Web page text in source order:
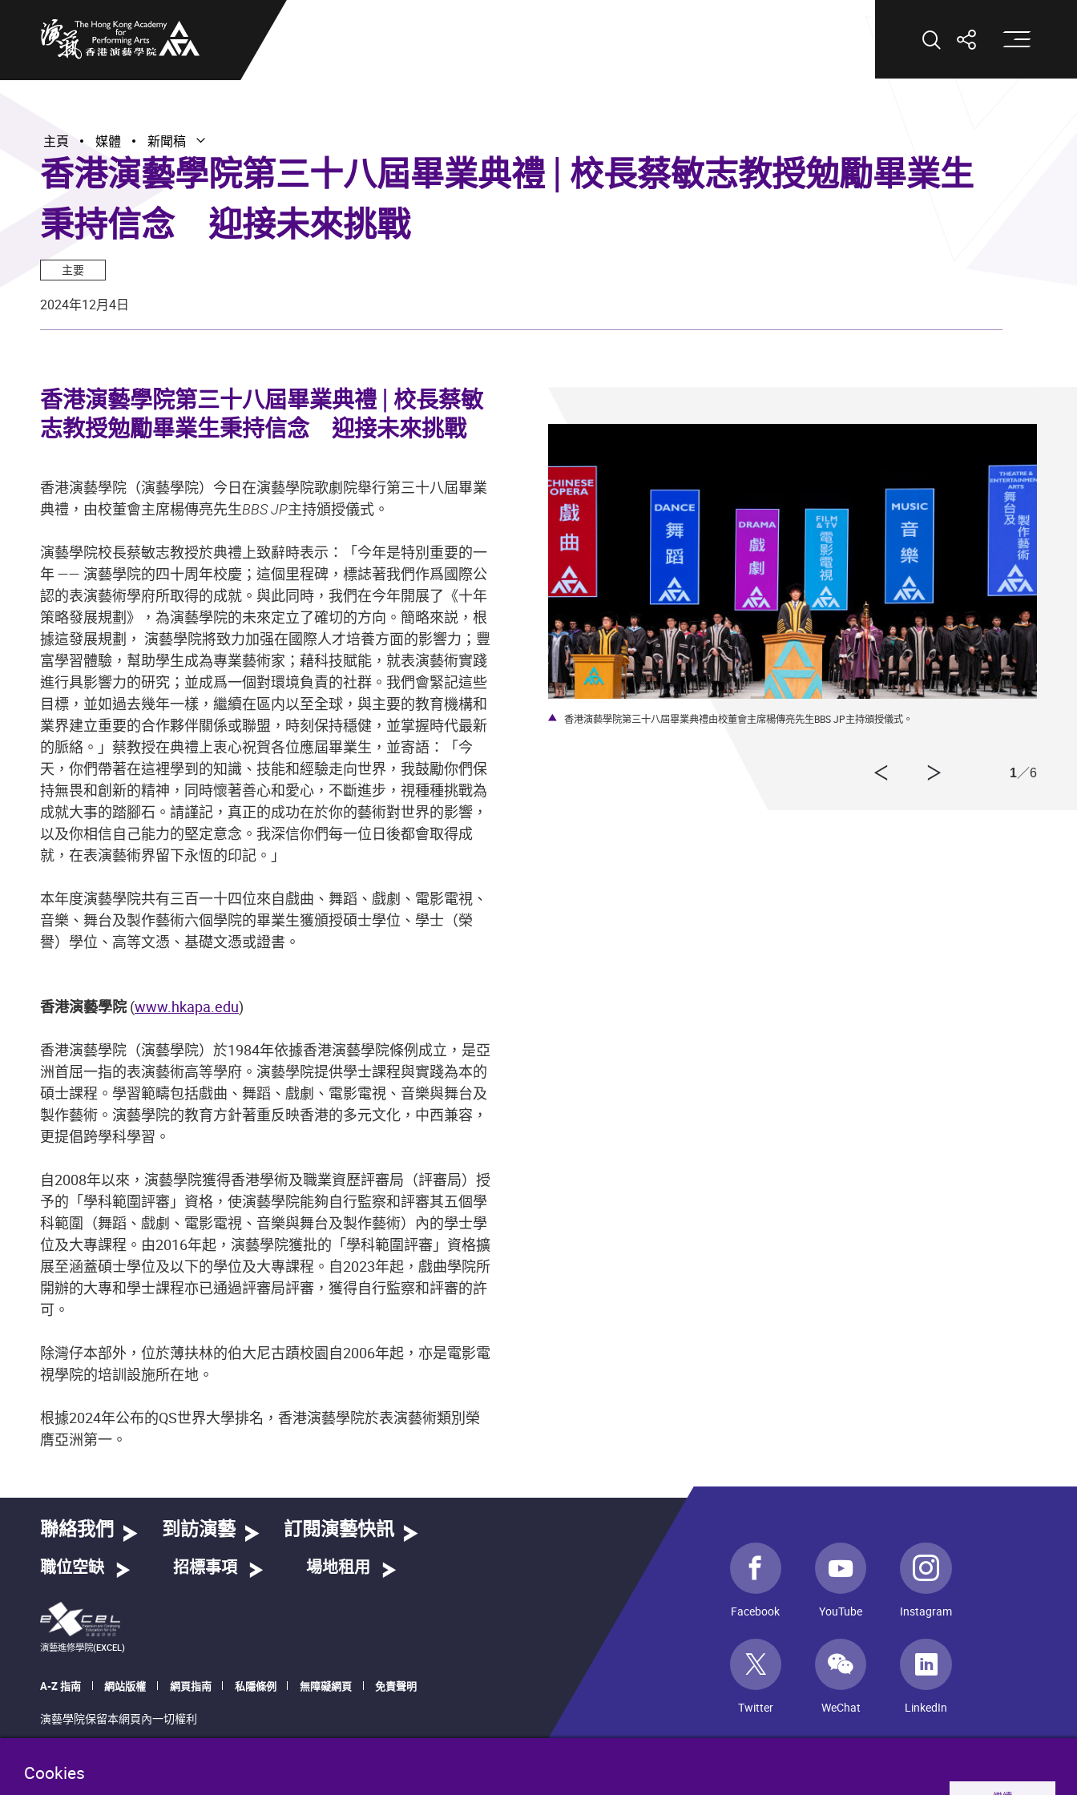
打開搜索打開分享打
Cookies
主頁 媒體 新聞稿 打開子選單
關閉子選單
香港演藝學院第三十八屆畢業典禮 | 校長蔡敏志教授勉勵畢業生
秉持信念 迎接未來挑戰
主要
2024年12月4日
香港演藝學院第三十八屆畢業典禮 | 校長蔡敏
志教授勉勵畢業生秉持信念 迎接未來挑戰
香港演藝學院（演藝學院）今日在演藝學院歌劇院舉行第三十八屆畢業
典禮，由校董會主席楊傳亮先生BBS JP主持頒授儀式。
演藝學院校長蔡敏志教授於典禮上致辭時表示：「今年是特別重要的一
年 —— 演藝學院的四十周年校慶；這個里程碑，標誌著我們作爲國際公
認的表演藝術學府所取得的成就。與此同時，我們在今年開展了《十年
策略發展規劃》，為演藝學院的未來定立了確切的方向。簡略來説，根
據這發展規劃， 演藝學院將致力加强在國際人才培養方面的影響力；豐
富學習體驗，幫助學生成為專業藝術家；藉科技賦能，就表演藝術實踐
進行具影響力的研究；並成爲一個對環境負責的社群。我們會緊記這些
目標，並如過去幾年一樣，繼續在區内以至全球，與主要的教育機構和
業界建立重要的合作夥伴關係或聯盟，時刻保持穩健，並掌握時代最新
的脈絡。」蔡教授在典禮上衷心祝賀各位應屆畢業生，並寄語：「今
天，你們帶著在這裡學到的知識、技能和經驗走向世界，我鼓勵你們保
持無畏和創新的精神，同時懷著善心和愛心，不斷進步，視種種挑戰為
成就大事的踏腳石。請謹記，真正的成功在於你的藝術對世界的影響，
以及你相信自己能力的堅定意念。我深信你們每一位日後都會取得成
就，在表演藝術界留下永恆的印記。」
本年度演藝學院共有三百一十四位來自戲曲、舞蹈、戲劇、電影電視、
音樂、舞台及製作藝術六個學院的畢業生獲頒授碩士學位、學士（榮
譽）學位、高等文憑、基礎文憑或證書。
香港演藝學院 (www.hkapa.edu)
香港演藝學院（演藝學院）於1984年依據香港演藝學院條例成立，是亞
洲首屈一指的表演藝術高等學府。演藝學院提供學士課程與實踐為本的
碩士課程。學習範疇包括戲曲、舞蹈、戲劇、電影電視、音樂與舞台及
製作藝術。演藝學院的教育方針著重反映香港的多元文化，中西兼容，
更提倡跨學科學習。
自2008年以來，演藝學院獲得香港學術及職業資歷評審局（評審局）授
予的「學科範圍評審」資格，使演藝學院能夠自行監察和評審其五個學
科範圍（舞蹈、戲劇、電影電視、音樂與舞台及製作藝術）內的學士學
位及大專課程。由2016年起，演藝學院獲批的「學科範圍評審」資格擴
展至涵蓋碩士學位及以下的學位及大專課程。自2023年起，戲曲學院所
開辦的大專和學士課程亦已通過評審局評審，獲得自行監察和評審的許
可。
除灣仔本部外，位於薄扶林的伯大尼古蹟校園自2006年起，亦是電影電
視學院的培訓設施所在地。
根據2024年公布的QS世界大學排名，香港演藝學院於表演藝術類別榮
膺亞洲第一。
教職員與應屆畢業生共享喜悅時刻。 香港演藝學院第三十八屆畢業典禮由校董會主席楊傳亮先生BBS JP主持頒授儀式。
1／6
聯絡我們 到訪演藝 訂閱演藝快訊
職位空缺 招標事項 場地租用
演藝進修學院(EXCEL)
A-Z 指南 網站版權 網頁指南 私隱條例 無障礙網頁 免責聲明
演藝學院保留本網頁內一切權利
Facebook YouTube Instagram
Twitter WeChat LinkedIn